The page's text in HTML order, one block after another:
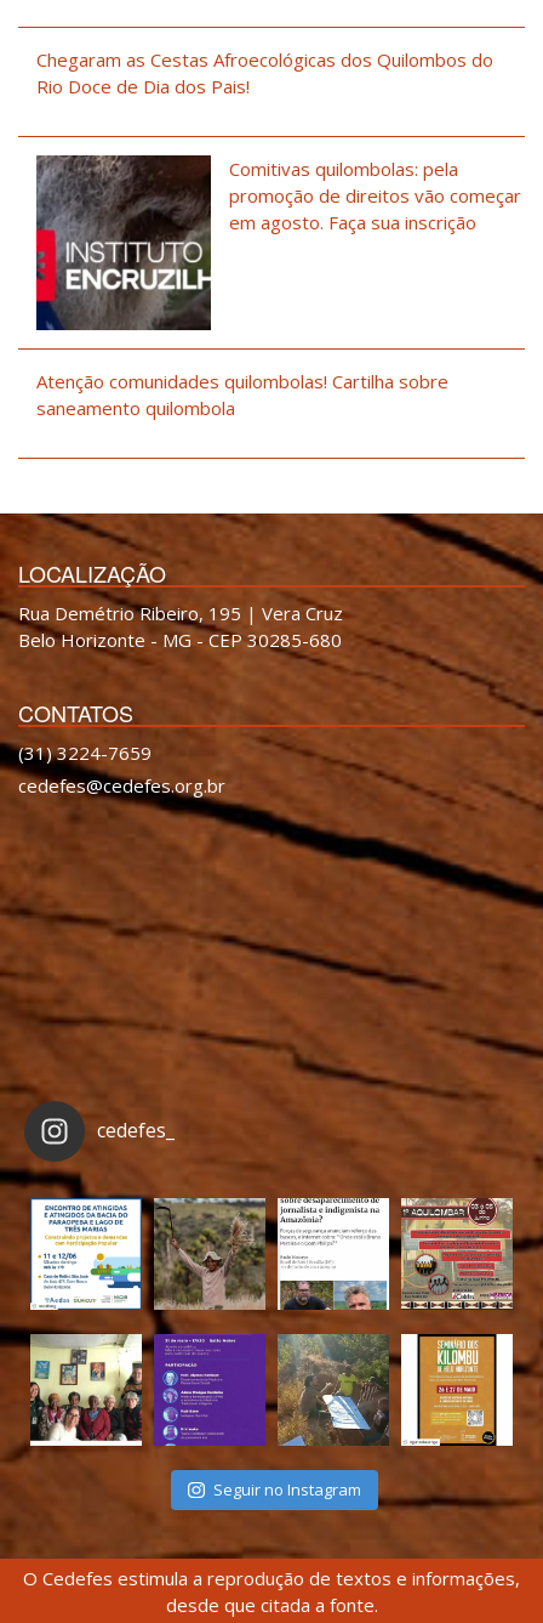
Chegaram as Cestas Afroecológicas dos Quilombos do
Rio Doce de Dia dos Pais!
Comitivas quilombolas: pela
promoção de direitos vão começar
em agosto. Faça sua inscrição
Atenção comunidades quilombolas! Cartilha sobre
saneamento quilombola
LOCALIZAÇÃO
Rua Demétrio Ribeiro, 195 | Vera Cruz
Belo Horizonte - MG - CEP 30285-680
CONTATOS
(31) 3224-7659
cedefes@cedefes.org.br
cedefes_
Seguir no Instagram
O Cedefes estimula a reprodução de textos e informações,
desde que citada a fonte.